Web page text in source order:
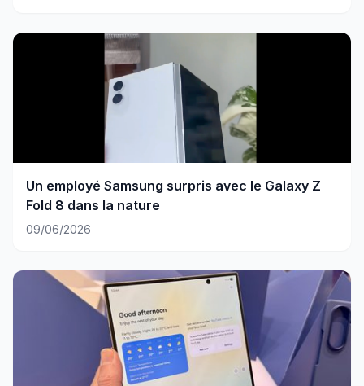
Un employé Samsung surpris avec le Galaxy Z
Fold 8 dans la nature
09/06/2026